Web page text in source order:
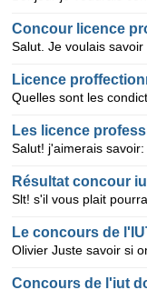
Licence
Résultat concour
Concours de l'iut